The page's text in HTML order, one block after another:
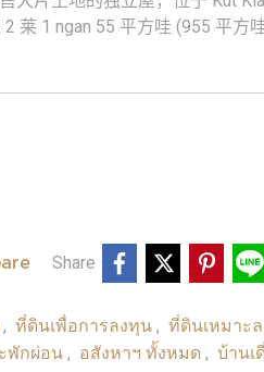
莱 1 ngan 55 平方哇 (955 平方
Share
, ที่ดินเพื่อการลงทุน , ที่ดินเหมาะ
พักผ่อน , อสังหาฯ ทั้งหมด , บ้านเ